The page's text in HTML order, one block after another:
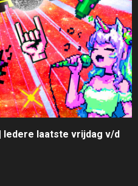
| Iedere laatste vrijdag v/d